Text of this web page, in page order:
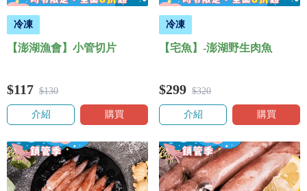
冷凍
【澎湖漁會】小管切片
$117 $130
介紹 購買
冷凍
【宅魚】-澎湖野生肉魚
$299 $320
介紹 購買